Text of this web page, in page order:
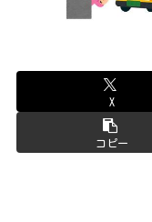
X
コピー